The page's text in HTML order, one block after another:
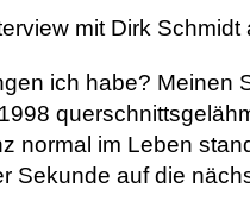
mit Dirk
ich habe? Meinen
normal im Leben
Sekunde auf die